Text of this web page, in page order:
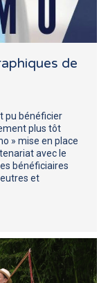
de
pu bénéficier
plus tôt
» mise en place
avec le
bénéficiaires
et